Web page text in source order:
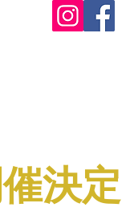
決定